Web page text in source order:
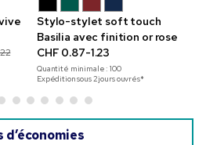
Stylo-stylet soft touch
Basilia avec finition or rose
CHF 0.87-1.23
Quantité minimale :100
Expédition sous 2 jours ouvrés*
d’économies